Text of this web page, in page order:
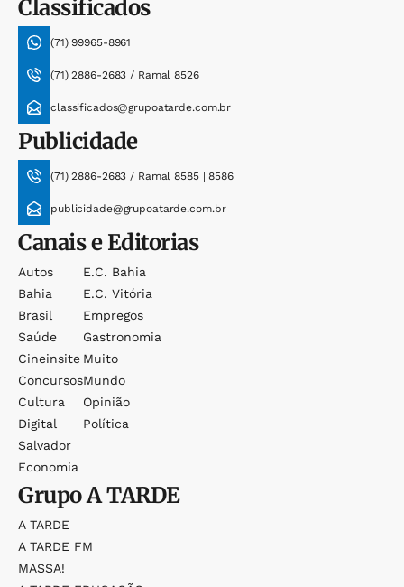
Classificados
(71) 99965-8961
(71) 2886-2683 / Ramal 8526
classificados@grupoatarde.com.br
Publicidade
(71) 2886-2683 / Ramal 8585 | 8586
publicidade@grupoatarde.com.br
Canais e Editorias
Autos
Bahia
Brasil
Saúde
Cineinsite
Concursos
Cultura
Digital
Salvador
Economia
E.c. Bahia
E.c. Vitória
Empregos
Gastronomia
Muito
Mundo
Opinião
Política
GrupoA TARDE
A TARDE
A TARDE FM
MASSA!